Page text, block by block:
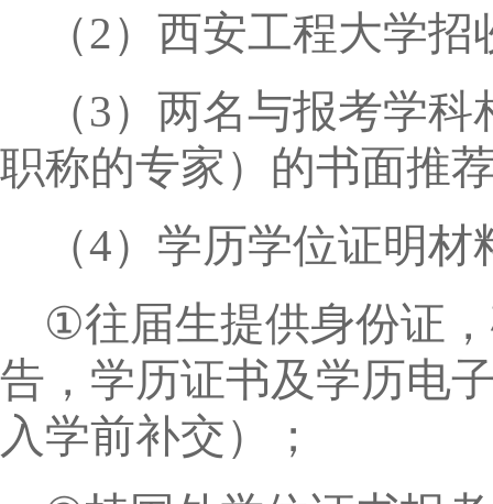
（2）西安工程大学
（3）两名与报考学
职称的专家）的书面推
（4）学历学位证明材
①往届生提供身份证
告，学历证书及学历电
入学前补交）；